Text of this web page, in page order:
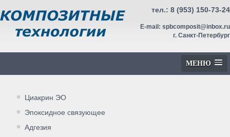
тел.: 8 (953) 150-73-24
E-mail: spbcomposit@inbox.ru
г. Санкт-Петербург
МЕНЮ
Циакрин ЭО
Эпоксидное связующее
Адгезия